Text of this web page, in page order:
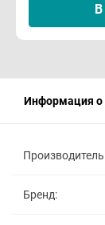
В
Информация о
Бренд: